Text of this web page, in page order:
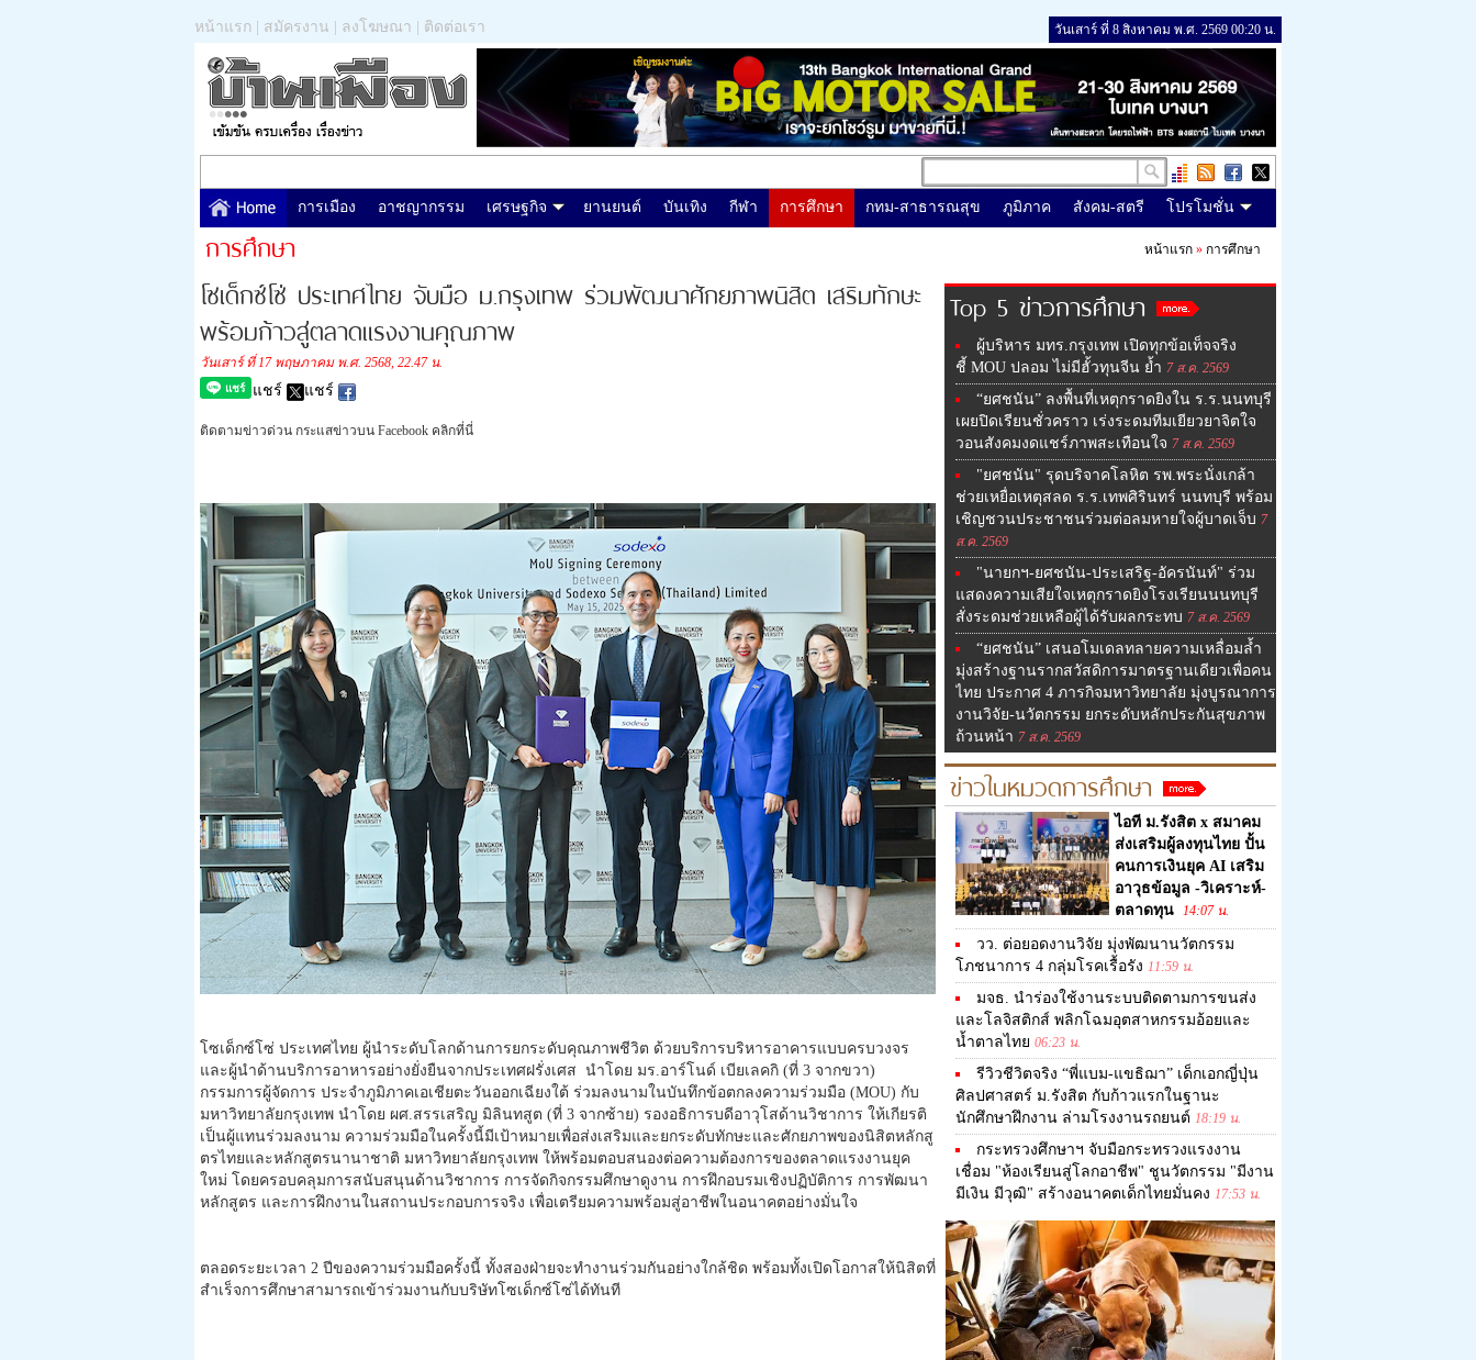
หน้าแรก สมัครงาน ลงโฆษณา ติดต่อเรา วันเสาร์ ที่ 8 สิงหาคม พ.ศ. 2569 00:20 น.
การเมือง อาชญากรรม เศรษฐกิจ ยานยนต์ บันเทิง กีฬา การศึกษา กทม-สาธารณสุข ภูมิภาค สังคม-สตรี โปรโมชั่น
การศึกษา
โซเด็กซ์โซ่ ประเทศไทย จับมือ ม.กรุงเทพ ร่วมพัฒนาศักยภาพนิสิต เสริมทักษะ
พร้อมก้าวสู่ตลาดแรงงานคุณภาพ
วันเสาร์ ที่ 17 พฤษภาคม พ.ศ. 2568, 22.47 น.
แชร์ แชร์
ติดตามข่าวด่วน กระแสข่าวบน Facebook คลิกที่นี่
โซเด็กซ์โซ่ ประเทศไทย ผู้นำระดับโลกด้านการยกระดับคุณภาพชีวิต ด้วยบริการบริหารอาคารแบบครบวงจร
และผู้นำด้านบริการอาหารอย่างยั่งยืนจากประเทศฝรั่งเศส นำโดย มร.อาร์โนด์ เบียเลคกิ (ที่ 3 จากขวา)
กรรมการผู้จัดการ ประจำภูมิภาคเอเชียตะวันออกเฉียงใต้ ร่วมลงนามในบันทึกข้อตกลงความร่วมมือ (MOU) กับ
มหาวิทยาลัยกรุงเทพ นำโดย ผศ.สรรเสริญ มิลินทสูต (ที่ 3 จากซ้าย) รองอธิการบดีอาวุโสด้านวิชาการ ให้เกียรติ
เป็นผู้แทนร่วมลงนาม ความร่วมมือในครั้งนี้มีเป้ าหมายเพื่อส่งเสริมและยกระดับทักษะและศักยภาพของนิสิตหลักสู
ตรไทยและหลักสูตรนานาชาติ มหาวิทยาลัยกรุงเทพ ให้พร้อมตอบสนองต่อความต้องการของตลาดแรงงานยุค
ใหม่ โดยครอบคลุมการสนับสนุนด้านวิชาการ การจัดกิจกรรมศึกษาดูงาน การฝึกอบรมเชิงปฏิบัติการ การพัฒนา
หลักสูตร และการฝึกงานในสถานประกอบการจริง เพื่อเตรียมความพร้อมสู่อาชีพในอนาคตอย่างมั่นใจ
ตลอดระยะเวลา 2 ปีของความร่วมมือครั้งนี้ ทั้งสองฝ่ายจะทำงานร่วมกันอย่างใกล้ชิด พร้อมทั้งเปิดโอกาสให้นิสิตที่
สำเร็จการศึกษาสามารถเข้าร่วมงานกับบริษัทโซเด็กซ์โซ่ได้ทันที
หน้าแรก » การศึกษา
Top 5 ข่าวการศึกษา
ผู้บริหาร มทร.กรุงเทพ เปิดทุกข้อเท็จจริง
ชี้ MOU ปลอม ไม่มีฮั้วทุนจีน ย้ำ 7 ส.ค. 2569
“ยศชนัน” ลงพื้นที่เหตุกราดยิงใน ร.ร.นนทบุรี
เผยปิดเรียนชั่วคราว เร่งระดมทีมเยียวยาจิตใจ
วอนสังคมงดแชร์ภาพสะเทือนใจ 7 ส.ค. 2569
"ยศชนัน" รุดบริจาคโลหิต รพ.พระนั่งเกล้า
ช่วยเหยื่อเหตุสลด ร.ร.เทพศิรินทร์ นนทบุรี พร้อม
เชิญชวนประชาชนร่วมต่อลมหายใจผู้บาดเจ็บ 7
ส.ค. 2569
"นายกฯ-ยศชนัน-ประเสริฐ-อัครนันท์" ร่วม
แสดงความเสียใจเหตุกราดยิงโรงเรียนนนทบุรี
สั่งระดมช่วยเหลือผู้ได้รับผลกระทบ 7 ส.ค. 2569
“ยศชนัน” เสนอโมเดลทลายความเหลื่อมล้ำ
มุ่งสร้างฐานรากสวัสดิการมาตรฐานเดียวเพื่อคน
ไทย ประกาศ 4 ภารกิจมหาวิทยาลัย มุ่งบูรณาการ
งานวิจัย-นวัตกรรม ยกระดับหลักประกันสุขภาพ
ถ้วนหน้า 7 ส.ค. 2569
ข่าวในหมวดการศึกษา
ไอที ม.รังสิต x สมาคม
ส่งเสริมผู้ลงทุนไทย ปั้น
คนการเงินยุค AI เสริม
อาวุธข้อมูล -วิเคราะห์-
ตลาดทุน 14:07 น.
วว. ต่อยอดงานวิจัย มุ่งพัฒนานวัตกรรม
โภชนาการ 4 กลุ่มโรคเรื้อรัง 11:59 น.
มจธ. นำร่องใช้งานระบบติดตามการขนส่ง
และโลจิสติกส์ พลิกโฉมอุตสาหกรรมอ้อยและ
น้ำตาลไทย 06:23 น.
รีวิวชีวิตจริง “พี่แบม-แขธิฌา” เด็กเอกญี่ปุ่น
ศิลปศาสตร์ ม.รังสิต กับก้าวแรกในฐานะ
นักศึกษาฝึกงาน ล่ามโรงงานรถยนต์ 18:19 น.
กระทรวงศึกษาฯ จับมือกระทรวงแรงงาน
เชื่อม "ห้องเรียนสู่โลกอาชีพ" ชูนวัตกรรม "มีงาน
มีเงิน มีวุฒิ" สร้างอนาคตเด็กไทยมั่นคง 17:53 น.